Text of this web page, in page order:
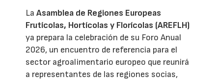
LaAsamblea de Regiones Europeas
Frutícolas, Hortícolas y Florícolas (AREFLH)
ya prepara la celebración de su Foro Anual
2026, un encuentro de referencia para el
sector agroalimentario europeo que reunirá
a representantes de las regiones socias,